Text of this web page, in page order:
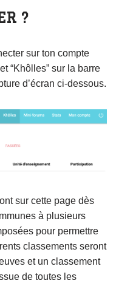
?
sur ton compte
“Khôlles” sur la barre
d’écran ci-dessous.
sur cette page dès
à plusieurs
pour permettre
classements seront
et un classement
de toutes les